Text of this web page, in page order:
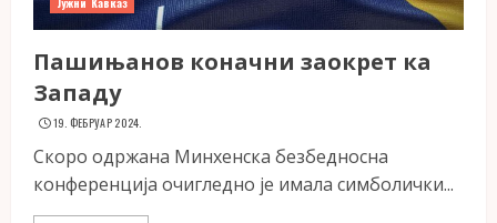
Пашињанов коначни заокрет ка
Западу
19. ФЕБРУАР 2024.
Скоро одржана Минхенска безбедносна
конференција очигледно је имала симболички...